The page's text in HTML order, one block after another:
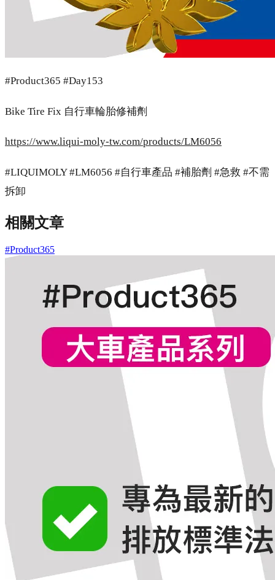
#Product365 #Day153
Bike Tire Fix 自行車輪胎修補劑
https://www.liqui-moly-tw.com/products/LM6056
#LIQUIMOLY #LM6056 #自行車產品 #補胎劑 #急救 #不需
拆卸
相關文章
#Product365